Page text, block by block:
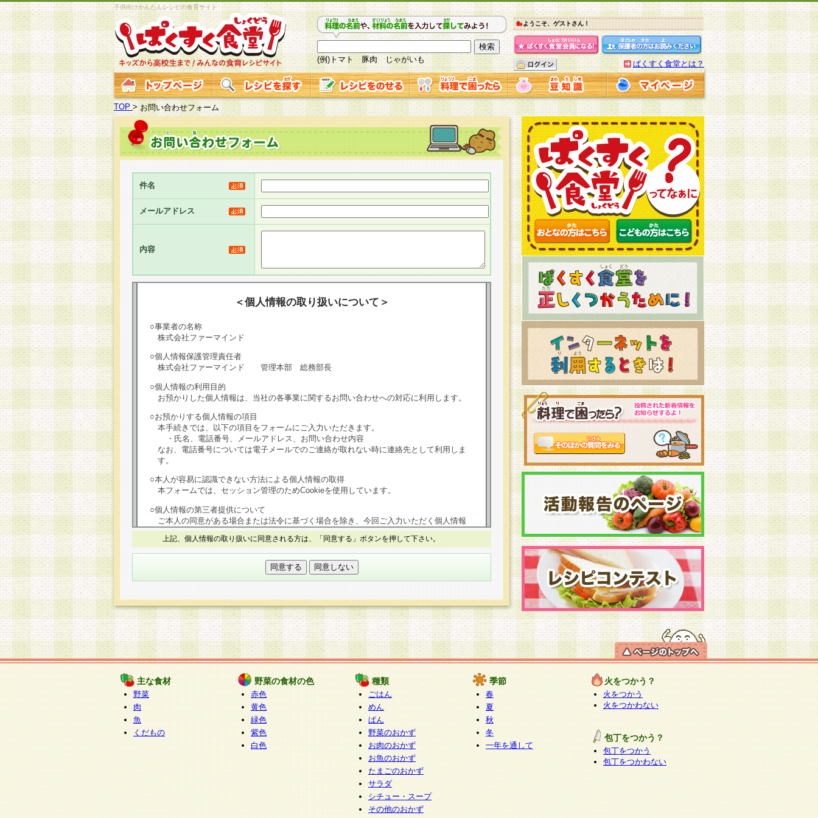
子供向けかんたんレシピの食育サイト
(例)トマト 豚肉 じゃがいも
ようこそ、ゲストさん！
ぱくすく食堂とは？
TOP >お問い合わせフォーム
件名
メールアドレス
内容
＜個人情報の取り扱いについて＞
○事業者の名称
株式会社ファーマインド
○個人情報保護管理責任者
株式会社ファーマインド 管理本部 総務部長
○個人情報の利用目的
お預かりした個人情報は、当社の各事業に関するお問い合わせへの対応に利用します。
○お預かりする個人情報の項目
本手続きでは、以下の項目をフォームにご入力いただきます。
・氏名、電話番号、メールアドレス、お問い合わせ内容
なお、電話番号については電子メールでのご連絡が取れない時に連絡先として利用しま
す。
○本人が容易に認識できない方法による個人情報の取得
本フォームでは、セッション管理のためCookieを使用しています。
○個人情報の第三者提供について
ご本人の同意がある場合または法令に基づく場合を除き、今回ご入力いただく個人情報
は第三者に提供しません。
個人情報の取り扱いを外部に委託する場合は、当社が規定する個人情報管理基準を満た
す企業を選定して委託を行い、適切な取り扱いが行われるよう監督します。
本人からの求めにより、当社が本件により取得した開示対象個人情報の利用目的の通
知・開示・内容の訂正・追加または削除・利用の停止・消去及び第三者への提供の禁止
（以下、総称して「開示等」といいます。）に応じます。
開示等に応じる窓口は以下になります。
ぱくすく食堂個人情報お客様相談窓口
paku-info@pakusuku.com
個人情報を与えることは任意ですが、個人情報の取扱いについて同意をいただけない場
合には、当社のサービスの提供、お客様からのお問い合わせ・ご相談への対応ができな
い場合がございますのでご了承ください。
上記、個人情報の取り扱いに同意される方は、「同意する」ボタンを押して下さい。
主な食材
野菜
肉
魚
くだもの
野菜の食材の色
赤色
黄色
緑色
紫色
白色
種類
ごはん
めん
ぱん
野菜のおかず
お肉のおかず
お魚のおかず
たまごのおかず
サラダ
シチュー・スープ
その他のおかず
季節
春
夏
秋
冬
一年を通して
火をつかう？
火をつかう
火をつかわない
包丁をつかう？
包丁をつかう
包丁をつかわない